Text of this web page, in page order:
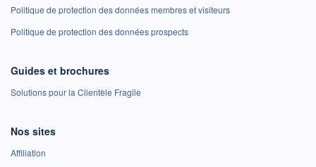
Politique de protection des données membres et visiteurs
Politique de protection des données prospects
Guides et brochures
Solutions pour la Clientèle Fragile
Nos sites
Affiliation